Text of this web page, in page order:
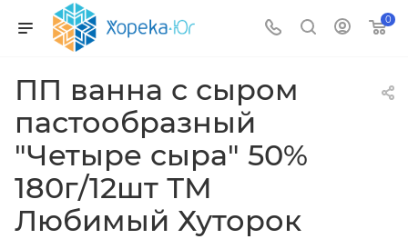
0
ПП ванна с сыром
пастообразный
"Четыре сыра" 50%
180г/12шт ТМ
Любимый Хуторок